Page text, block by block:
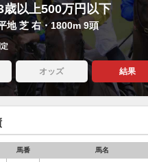
歳以上500万円以下
地 芝 右・1800m 9頭
オッズ 結果
馬番 馬名